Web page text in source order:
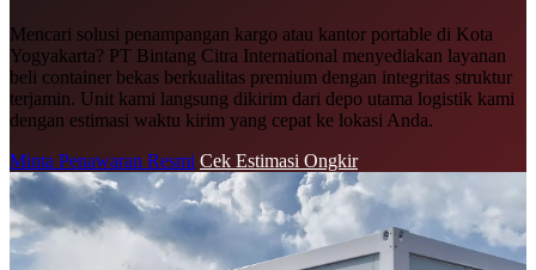
Mencari solusi penampangan kargo atau kantor portable di Kota
Yogyakarta? PT Bintang Citra International menyediakan layanan
beli container bekas berkualitas premium dengan integritas struktur
terjamin. Unit kami langsung dikirim dari depo utama logistik kami
dengan estimasi waktu kirim yang cepat ke lokasi Anda.
Minta Penawaran Resmi Cek Estimasi Ongkir